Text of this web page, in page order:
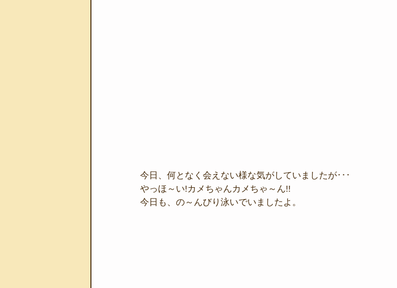
今日、何となく会えない様な気がしていましたが･･･
やっほ～い!カメちゃんカメちゃ～ん!!
今日も、の～んびり泳いでいましたよ。